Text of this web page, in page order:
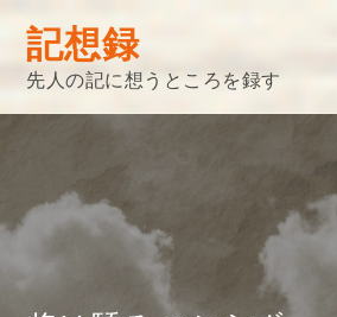
Skip
content
記想録
先人の記に想うところを録す